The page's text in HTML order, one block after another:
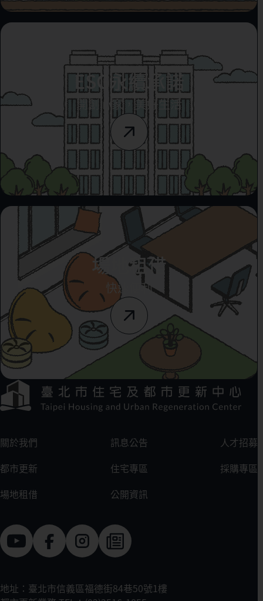
ESG永續承諾
開創心家，美好生活
場地租借
快速便利
方選單連結區
:::
關於我們 訊息公告
人才招募
都市更新
住宅專區
採購專區
場地租借
公開資訊
地址：臺北市信義區福德街84巷50號1樓